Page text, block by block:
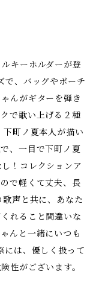
キーホルダーが登
で、バッグやポーチ
んがギターを弾き
で歌い上げる２種
町ノ夏本人が描い
、一目で下町ノ夏
！コレクションア
で軽くて丈夫、長
歌声と共に、あなた
れること間違いな
んと一緒にいつも
は、優しく扱って
性がございます。